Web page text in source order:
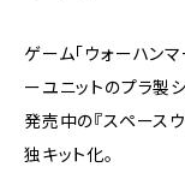
ゲーム「ウォーハン
ーユニットのプラ製
発売中の『スペース
独キット化。